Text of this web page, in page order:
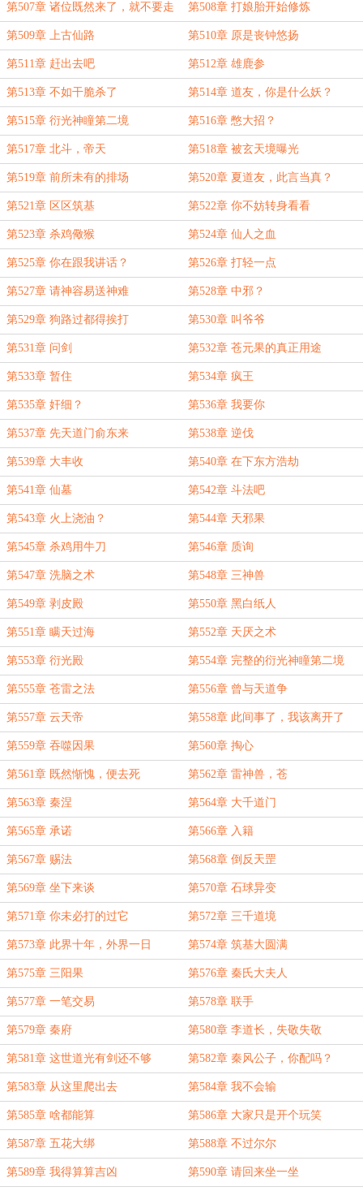
第507章 诸位既然来了，就不要走
了
第508章 打娘胎开始修炼
第509章 上古仙路 第510章 原是丧钟悠扬
第511章 赶出去吧 第512章 雄鹿参
第513章 不如干脆杀了 第514章 道友，你是什么妖？
第515章 衍光神瞳第二境 第516章 憋大招？
第517章 北斗，帝天 第518章 被玄天境曝光
第519章 前所未有的排场 第520章 夏道友，此言当真？
第521章 区区筑基 第522章 你不妨转身看看
第523章 杀鸡儆猴 第524章 仙人之血
第525章 你在跟我讲话？ 第526章 打轻一点
第527章 请神容易送神难 第528章 中邪？
第529章 狗路过都得挨打 第530章 叫爷爷
第531章 问剑 第532章 苍元果的真正用途
第533章 暂住 第534章 疯王
第535章 奸细？ 第536章 我要你
第537章 先天道门俞东来 第538章 逆伐
第539章 大丰收 第540章 在下东方浩劫
第541章 仙墓 第542章 斗法吧
第543章 火上浇油？ 第544章 天邪果
第545章 杀鸡用牛刀 第546章 质询
第547章 洗脑之术 第548章 三神兽
第549章 剥皮殿 第550章 黑白纸人
第551章 瞒天过海 第552章 天厌之术
第553章 衍光殿 第554章 完整的衍光神瞳第二境
第555章 苍雷之法 第556章 曾与天道争
第557章 云天帝 第558章 此间事了，我该离开了
第559章 吞噬因果 第560章 掏心
第561章 既然惭愧，便去死 第562章 雷神兽，苍
第563章 秦涅 第564章 大千道门
第565章 承诺 第566章 入籍
第567章 赐法 第568章 倒反天罡
第569章 坐下来谈 第570章 石球异变
第571章 你未必打的过它 第572章 三千道境
第573章 此界十年，外界一日 第574章 筑基大圆满
第575章 三阳果 第576章 秦氏大夫人
第577章 一笔交易 第578章 联手
第579章 秦府 第580章 李道长，失敬失敬
第581章 这世道光有剑还不够 第582章 秦风公子，你配吗？
第583章 从这里爬出去 第584章 我不会输
第585章 啥都能算 第586章 大家只是开个玩笑
第587章 五花大绑 第588章 不过尔尔
第589章 我得算算吉凶 第590章 请回来坐一坐